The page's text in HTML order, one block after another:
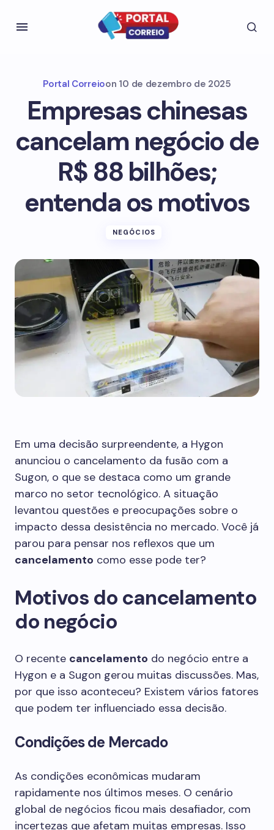
Portal Correioon 10 de dezembro de 2025
Empresas chinesas
cancelam negócio de
R$ 88 bilhões;
entenda os motivos
NEGÓCIOS
Em uma decisão surpreendente, a Hygon
anunciou o cancelamento da fusão com a
Sugon, o que se destaca como um grande
marco no setor tecnológico. A situação
levantou questões e preocupações sobre o
impacto dessa desistência no mercado. Você já
parou para pensar nos reflexos que um
cancelamento como esse pode ter?
Motivos do cancelamento
do negócio
O recente cancelamento do negócio entre a
Hygon e a Sugon gerou muitas discussões. Mas,
por que isso aconteceu? Existem vários fatores
que podem ter influenciado essa decisão.
Condições de Mercado
As condições econômicas mudaram
rapidamente nos últimos meses. O cenário
global de negócios ficou mais desafiador, com
incertezas que afetam muitas empresas. Isso